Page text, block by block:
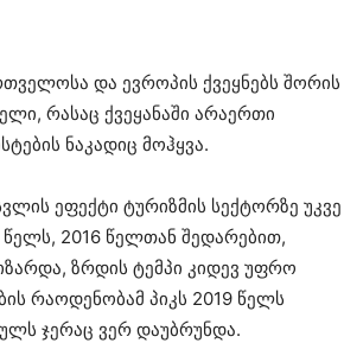
და ევროპის ქვეყნებს შორის
რასაც ქვეყანაში არაერთი
ნაკადიც მოჰყვა.
ეფექტი ტურიზმის სექტორზე უკვე
წელს, 2016 წელთან შედარებით,
ზრდის ტემპი კიდევ უფრო
რაოდენობამ პიკს 2019 წელს
ჯერაც ვერ დაუბრუნდა.